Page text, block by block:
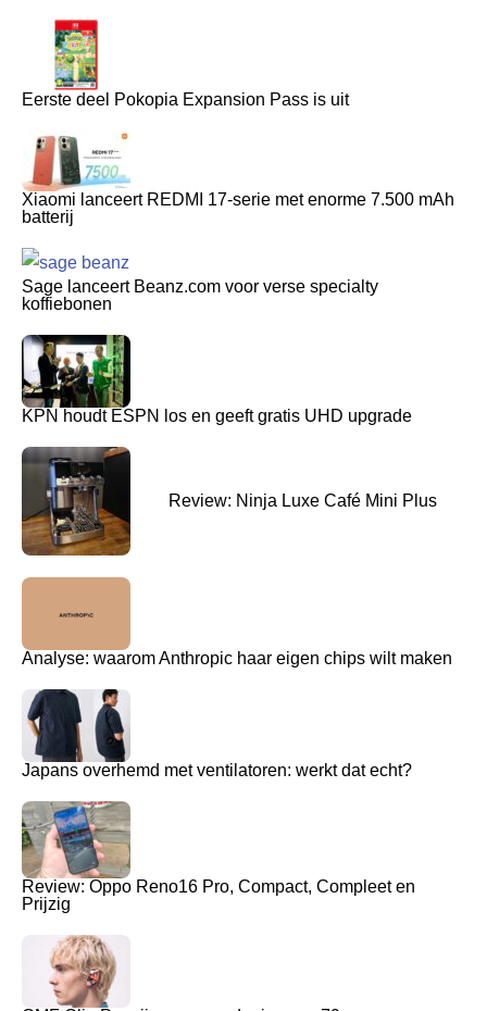
Eerste deel Pokopia Expansion Pass is uit
Xiaomi lanceert REDMI 17-serie met enorme 7.500 mAh
batterij
Sage lanceert Beanz.com voor verse specialty
koffiebonen
KPN houdt ESPN los en geeft gratis UHD upgrade
Review: Ninja Luxe Café Mini Plus
Analyse: waarom Anthropic haar eigen chips wilt maken
Japans overhemd met ventilatoren: werkt dat echt?
Review: Oppo Reno16 Pro, Compact, Compleet en
Prijzig